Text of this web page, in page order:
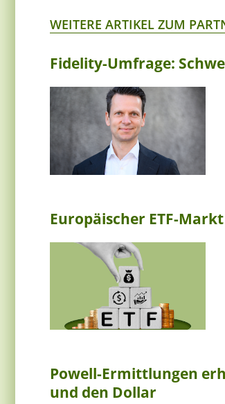
WEITERE ARTIKEL ZUM
Fidelity-Umfrage:
Europäischer ETF-
Powell-Ermittlungen
und den Dollar